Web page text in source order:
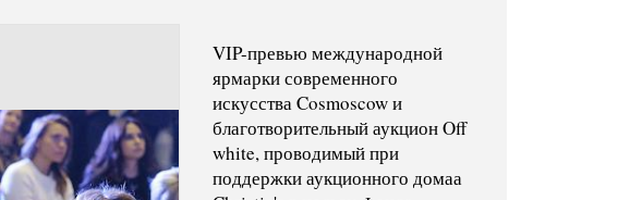
VIP-превью международной
ярмарки современного
искусства Cosmoscow и
благотворительный аукцион Off
white, проводимый при
поддержки аукционного домаа